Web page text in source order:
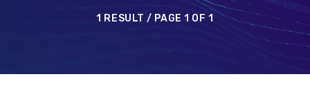
1 RESULT / PAGE 1 OF 1